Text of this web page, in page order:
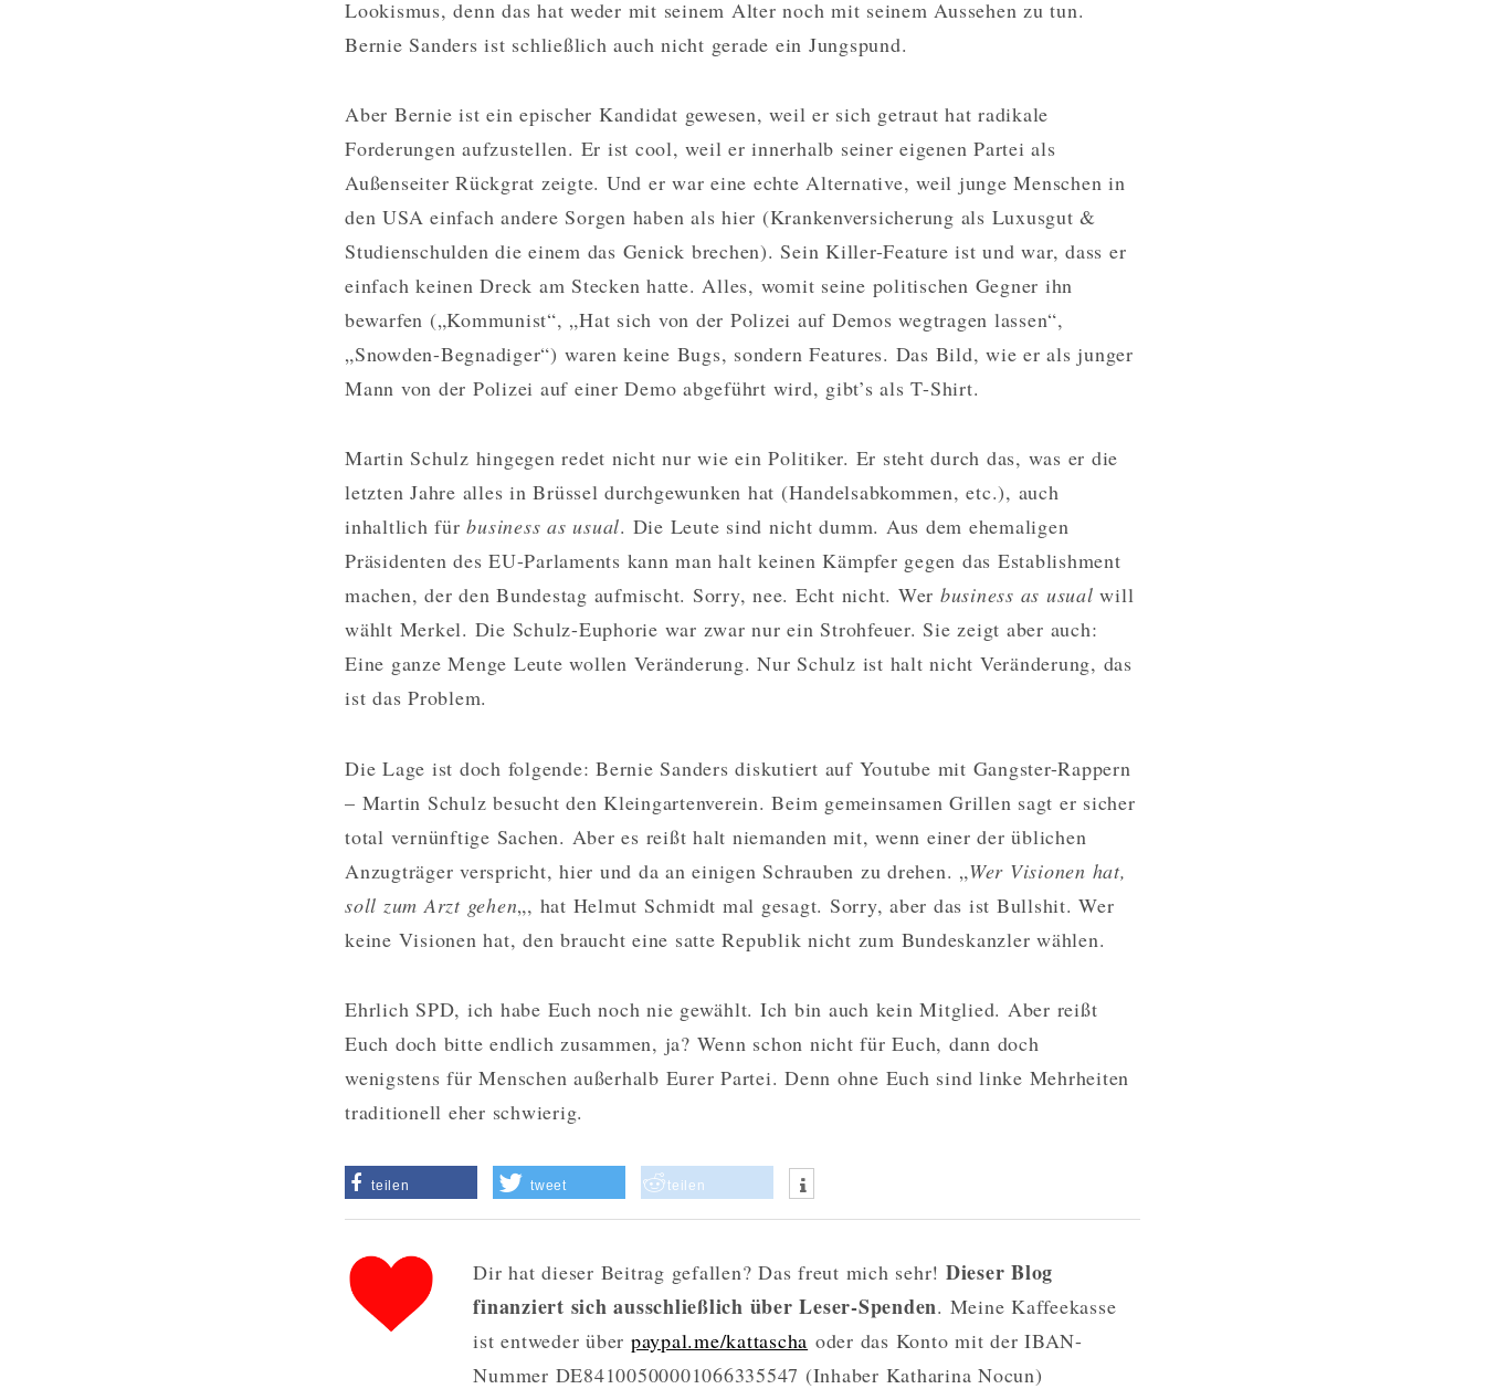
Lookismus, denn das hat weder mit seinem Alter noch mit seinem Aussehen zu tun.
Bernie Sanders ist schließlich auch nicht gerade ein Jungspund.
Aber Bernie ist ein epischer Kandidat gewesen, weil er sich getraut hat radikale
Forderungen aufzustellen. Er ist cool, weil er innerhalb seiner eigenen Partei als
Außenseiter Rückgrat zeigte. Und er war eine echte Alternative, weil junge Menschen in
den USA einfach andere Sorgen haben als hier (Krankenversicherung als Luxusgut &
Studienschulden die einem das Genick brechen). Sein Killer-Feature ist und war, dass er
einfach keinen Dreck am Stecken hatte. Alles, womit seine politischen Gegner ihn
bewarfen („Kommunist“, „Hat sich von der Polizei auf Demos wegtragen lassen“,
„Snowden-Begnadiger“) waren keine Bugs, sondern Features. Das Bild, wie er als junger
Mann von der Polizei auf einer Demo abgeführt wird, gibt’s als T-Shirt.
Martin Schulz hingegen redet nicht nur wie ein Politiker. Er steht durch das, was er die
letzten Jahre alles in Brüssel durchgewunken hat (Handelsabkommen, etc.), auch
inhaltlich fürbusiness as usual. Die Leute sind nicht dumm. Aus dem ehemaligen
Präsidenten des EU-Parlaments kann man halt keinen Kämpfer gegen das Establishment
machen, der den Bundestag aufmischt. Sorry, nee. Echt nicht. Wer business as usual will
wählt Merkel. Die Schulz-Euphorie war zwar nur ein Strohfeuer. Sie zeigt aber auch:
Eine ganze Menge Leute wollen Veränderung. Nur Schulz ist halt nicht Veränderung, das
ist das Problem.
Die Lage ist doch folgende: Bernie Sanders diskutiert auf Youtube mit Gangster-Rappern
– Martin Schulz besucht den Kleingartenverein. Beim gemeinsamen Grillen sagt er sicher
total vernünftige Sachen. Aber es reißt halt niemanden mit, wenn einer der üblichen
Anzugträger verspricht, hier und da an einigen Schrauben zu drehen. „Wer Visionen hat,
soll zum Arzt gehen„, hat Helmut Schmidt mal gesagt. Sorry, aber das ist Bullshit. Wer
keine Visionen hat, den braucht eine satte Republik nicht zum Bundeskanzler wählen.
Ehrlich SPD, ich habe Euch noch nie gewählt. Ich bin auch kein Mitglied. Aber reißt
Euch doch bitte endlich zusammen, ja? Wenn schon nicht für Euch, dann doch
wenigstens für Menschen außerhalb Eurer Partei. Denn ohne Euch sind linke Mehrheiten
traditionell eher schwierig.
teilen tweet teilen
Dir hat dieser Beitrag gefallen? Das freut mich sehr! Dieser Blog
finanziert sich ausschließlich über Leser-Spenden. Meine Kaffeekasse
ist entweder über paypal.me/kattascha oder das Konto mit der IBAN-
Nummer DE84100500001066335547 (Inhaber Katharina Nocun)